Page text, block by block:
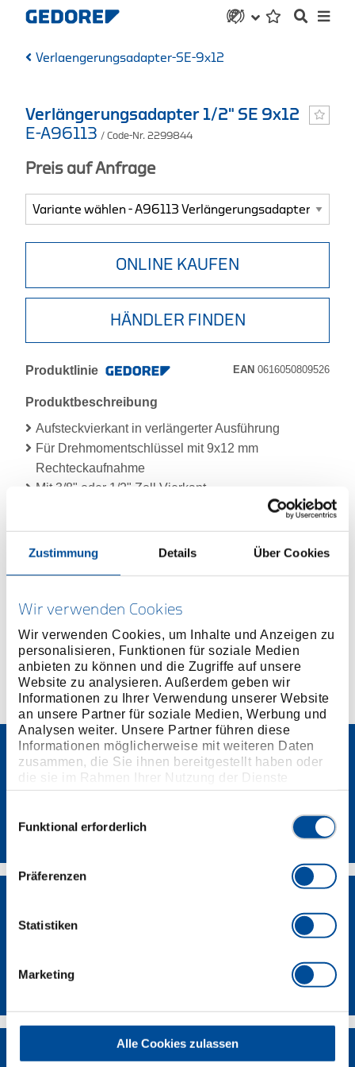
Zustimmung Details Über Cookies
Wir verwenden Cookies
Wir verwenden Cookies, um Inhalte und Anzeigen zu
personalisieren, Funktionen für soziale Medien
anbieten zu können und die Zugriffe auf unsere
Website zu analysieren. Außerdem geben wir
Informationen zu Ihrer Verwendung unserer Website
an unsere Partner für soziale Medien, Werbung und
Analysen weiter. Unsere Partner führen diese
Informationen möglicherweise mit weiteren Daten
zusammen, die Sie ihnen bereitgestellt haben oder
die sie im Rahmen Ihrer Nutzung der Dienste
gesammelt haben. Unsere vollständige
Funktional erforderlich
Präferenzen
Statistiken
Marketing
Alle Cookies zulassen
Verlaengerungsadapter-SE-9x12
Verlängerungsadapter 1/2" SE 9x12
E-A96113 / Code-Nr. 2299844
Preis auf Anfrage
ONLINE KAUFEN
HÄNDLER FINDEN
Produktlinie EAN 0616050809526
Produktbeschreibung
Aufsteckvierkant in verlängerter Ausführung
Für Drehmomentschlüssel mit 9x12 mm
Rechteckaufnahme
Mit 3/8" oder 1/2" Zoll Vierkant
Abmessungen und Gewichte
Lieferumfang
Technische Eigenschaften
Newsletter